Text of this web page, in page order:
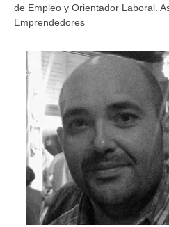
de Empleo y Orientador Laboral.
Emprendedores